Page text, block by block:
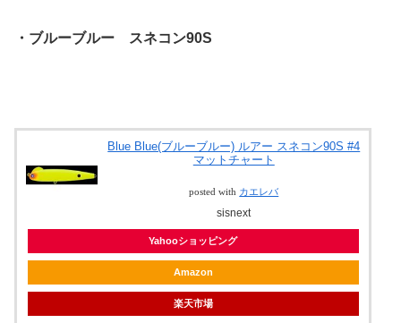
・ブルーブルー スネコン90S
Blue Blue(ブルーブルー) ルアー スネコン90S #4
マットチャート
posted with カエレバ
sisnext
Yahooショッピング
Amazon
楽天市場